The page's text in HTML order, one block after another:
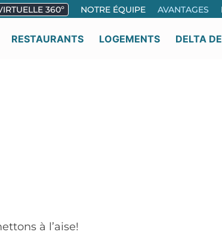
360º NOTRE ÉQUIPE AVANTAGES
RESTAURANTS LOGEMENTS DELTA
à l’aise!